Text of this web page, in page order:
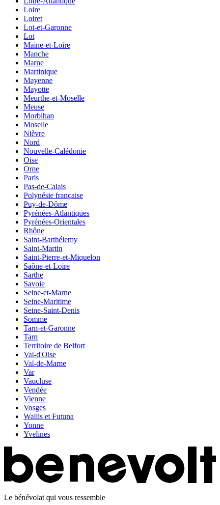
Loire
Loiret
Lot-et-Garonne
Lot
Maine-et-Loire
Manche
Marne
Martinique
Mayenne
Mayotte
Meurthe-et-Moselle
Meuse
Morbihan
Moselle
Nièvre
Nord
Nouvelle-Calédonie
Oise
Orne
Paris
Pas-de-Calais
Polynésie française
Puy-de-Dôme
Pyrénées-Atlantiques
Pyrénées-Orientales
Rhône
Saint-Barthélemy
Saint-Martin
Saint-Pierre-et-Miquelon
Saône-et-Loire
Sarthe
Savoie
Seine-et-Marne
Seine-Maritime
Seine-Saint-Denis
Somme
Tarn-et-Garonne
Tarn
Territoire de Belfort
Val-d'Oise
Val-de-Marne
Var
Vaucluse
Vendée
Vienne
Vosges
Wallis et Futuna
Yonne
Yvelines
Le bénévolat qui vous ressemble